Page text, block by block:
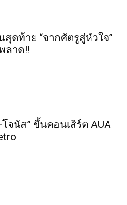
สุดท้าย “จากศัตรูสู่หัวใจ”
ลาด!!
จนัส” ขึ้นคอนเสิร์ต AUA